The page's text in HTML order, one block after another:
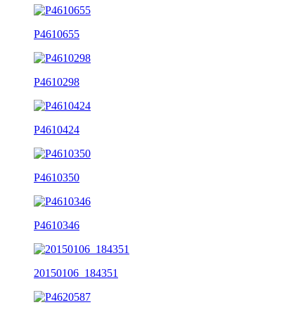
P4610655
P4610298
P4610424
P4610350
P4610346
20150106_184351